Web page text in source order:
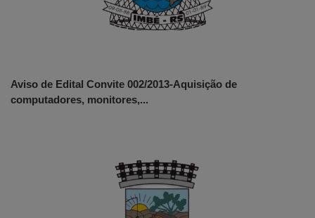
Aviso de Edital Convite 002/2013-Aquisição de
computadores, monitores,...